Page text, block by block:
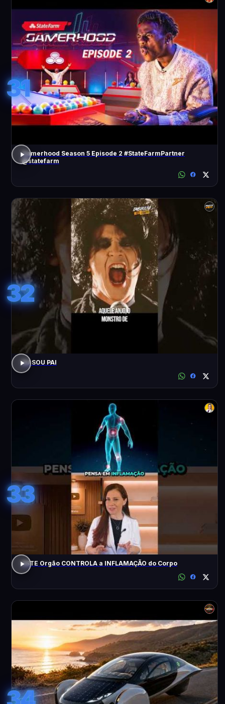
31
Gamerhood Season 5 Episode 2 #StateFarmPartner
@statefarm
32
EU SOU PAI
33
ESTE Orgão CONTROLA a INFLAMAÇÃO do Corpo